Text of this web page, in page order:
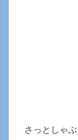
さっとしゃ